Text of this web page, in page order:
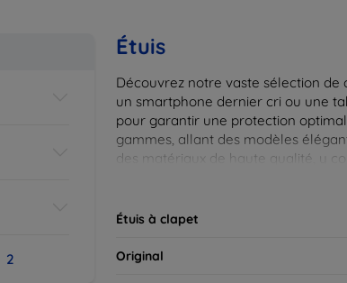
2
Étuis
Découvrez notre vaste sélection
un smartphone dernier cri ou une
pour garantir une protection
gammes, allant des modèles
des matériaux de haute qualité, y
Étuis à clapet
Original